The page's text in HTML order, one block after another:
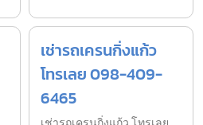
เช่ารถเครนกิ่งแก้ว
โทรเลย 098-409-
6465